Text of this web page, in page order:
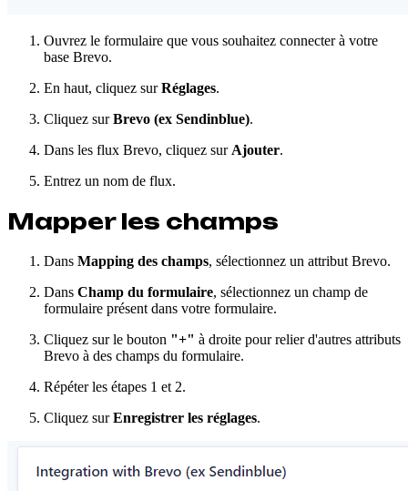
Ouvrez le formulaire que vous souhaitez connecter à votre
base Brevo.
En haut, cliquez surRéglages.
Cliquez surBrevo (ex Sendinblue).
Dans les flux Brevo, cliquez sur Ajouter.
Entrez un nom de flux.
Mapper les champs
Dans Mapping des champs, sélectionnez un attribut Brevo.
Dans Champ du formulaire, sélectionnez un champ de
formulaire présent dans votre formulaire.
Cliquez sur le bouton "+" à droite pour relier d'autres attributs
Brevo à des champs du formulaire.
Répéter les étapes 1 et 2.
Cliquez surEnregistrer les réglages.